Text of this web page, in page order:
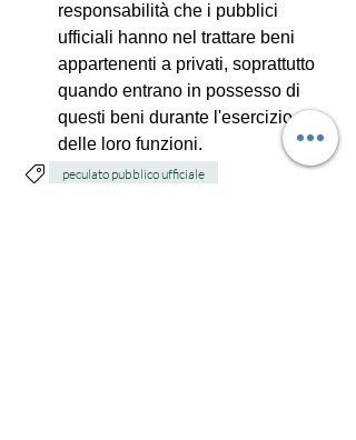
responsabilità che i pubblici
ufficiali hanno nel trattare beni
appartenenti a privati, soprattutto
quando entrano in possesso di
questi beni durante l'esercizio
delle loro funzioni.
peculato pubblico ufficiale